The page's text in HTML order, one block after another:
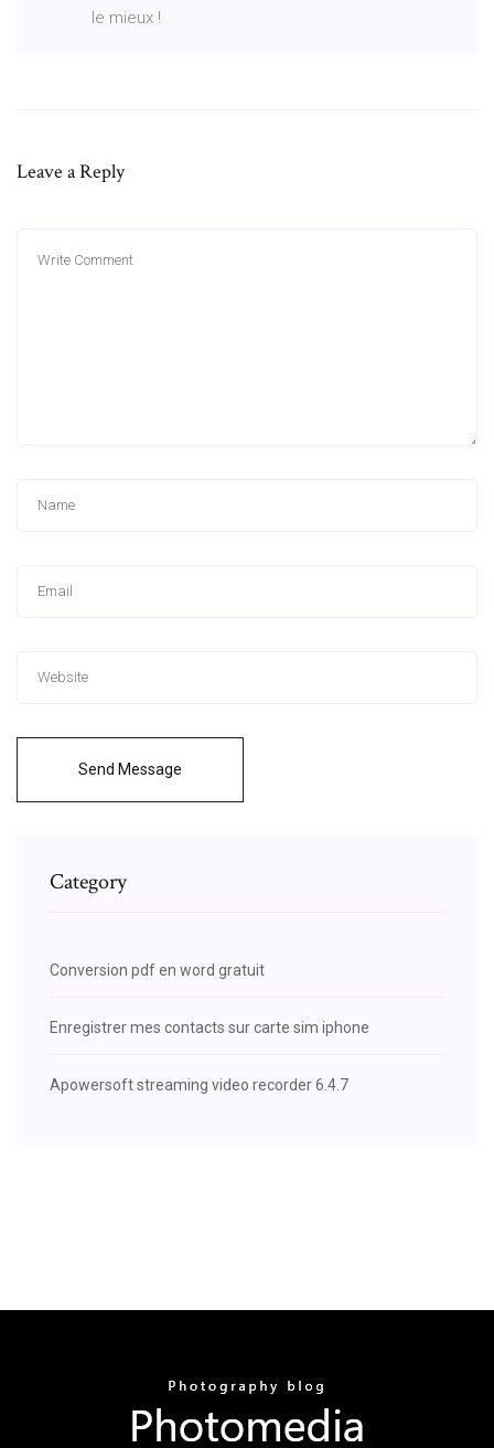
le mieux !
Leave a Reply
Send Message
Category
Conversion pdf en word gratuit
Enregistrer mes contacts sur carte sim iphone
Apowersoft streaming video recorder 6.4.7